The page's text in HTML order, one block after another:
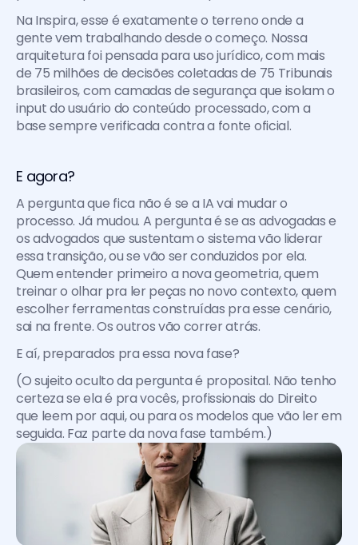
Na Inspira, esse é exatamente o terreno onde a
gente vem trabalhando desde o começo. Nossa
arquitetura foi pensada para uso jurídico, com mais
de 75 milhões de decisões coletadas de 75 Tribunais
brasileiros, com camadas de segurança que isolam o
input do usuário do conteúdo processado, com a
base sempre verificada contra a fonte oficial.
E agora?
A pergunta que fica não é se a IA vai mudar o
processo. Já mudou. A pergunta é se as advogadas e
os advogados que sustentam o sistema vão liderar
essa transição, ou se vão ser conduzidos por ela.
Quem entender primeiro a nova geometria, quem
treinar o olhar pra ler peças no novo contexto, quem
escolher ferramentas construídas pra esse cenário,
sai na frente. Os outros vão correr atrás.
E aí, preparados pra essa nova fase?
(O sujeito oculto da pergunta é proposital. Não tenho
certeza se ela é pra vocês, profissionais do Direito
que leem por aqui, ou para os modelos que vão ler em
seguida. Faz parte da nova fase também.)